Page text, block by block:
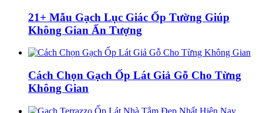
21+ Mẫu Gạch Lục Giác Ốp Tường Giúp
Không Gian Ấn Tượng
Cách Chọn Gạch Ốp Lát Giả Gỗ Cho Từng
Không Gian